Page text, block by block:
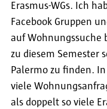
Erasmus-WGs. Ich
Facebook Gruppen
auf Wohnungssuche
zu diesem Semester
Palermo zu finden.
viele
als doppelt so viele